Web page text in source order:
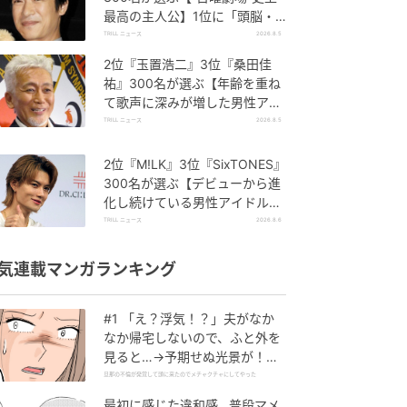
最高の主人公】1位に「頭脳・
度胸・執念のバランスが絶妙」
TRILL ニュース 2026.8.5
2位『玉置浩二』3位『桑田佳
祐』300名が選ぶ【年齢を重ね
て歌声に深みが増した男性アー
ティスト】1位に「大人の色
TRILL ニュース 2026.8.5
2位『M!LK』3位『SixTONES』
300名が選ぶ【デビューから進
化し続けている男性アイドルグ
ループ】1位に「それぞれが個
TRILL ニュース 2026.8.6
連載マンガランキング
#1 「え？浮気！？」夫がなか
なか帰宅しないので、ふと外を
見ると…→予期せぬ光景が！｜
旦那の不倫が発覚して頭に来た
旦那の不倫が発覚して頭に来たのでメチャクチャにしてやった